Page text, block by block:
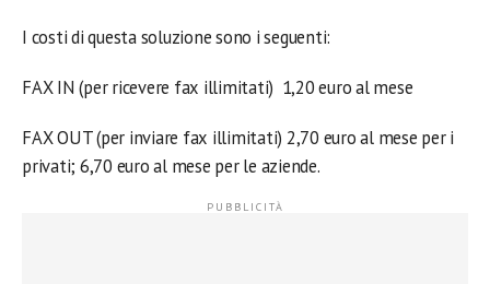
I costi di questa soluzione sono i seguenti:
FAX IN (per ricevere fax illimitati) 1,20 euro al mese
FAX OUT (per inviare fax illimitati) 2,70 euro al mese per i
privati; 6,70 euro al mese per le aziende.